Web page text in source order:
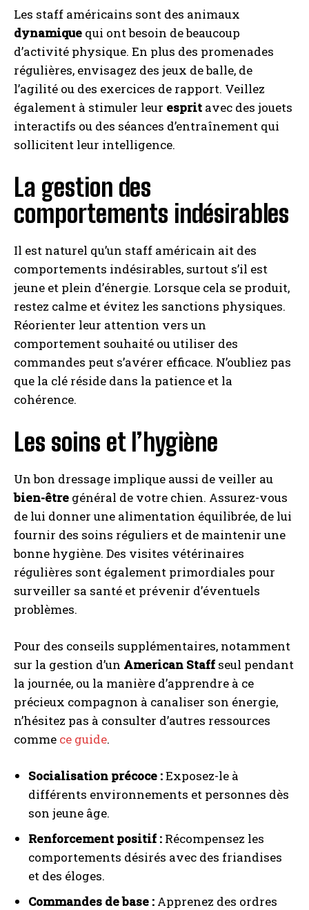
Les staff américains sont des animaux
dynamique qui ont besoin de beaucoup
d’activité physique. En plus des promenades
régulières, envisagez des jeux de balle, de
l’agilité ou des exercices de rapport. Veillez
également à stimuler leur esprit avec des jouets
interactifs ou des séances d’entraînement qui
sollicitent leur intelligence.
La gestion des
comportements indésirables
Il est naturel qu’un staff américain ait des
comportements indésirables, surtout s’il est
jeune et plein d’énergie. Lorsque cela se produit,
restez calme et évitez les sanctions physiques.
Réorienter leur attention vers un
comportement souhaité ou utiliser des
commandes peut s’avérer efficace. N’oubliez pas
que la clé réside dans la patience et la
cohérence.
Les soins et l’hygiène
Un bon dressage implique aussi de veiller au
bien-être général de votre chien. Assurez-vous
de lui donner une alimentation équilibrée, de lui
fournir des soins réguliers et de maintenir une
bonne hygiène. Des visites vétérinaires
régulières sont également primordiales pour
surveiller sa santé et prévenir d’éventuels
problèmes.
Pour des conseils supplémentaires, notamment
sur la gestion d’un American Staff seul pendant
la journée, ou la manière d’apprendre à ce
précieux compagnon à canaliser son énergie,
n’hésitez pas à consulter d’autres ressources
comme ce guide.
Socialisation précoce :Exposez-le à
différents environnements et personnes dès
son jeune âge.
Renforcement positif : Récompensez les
comportements désirés avec des friandises
et des éloges.
Commandes de base : Apprenez des ordres